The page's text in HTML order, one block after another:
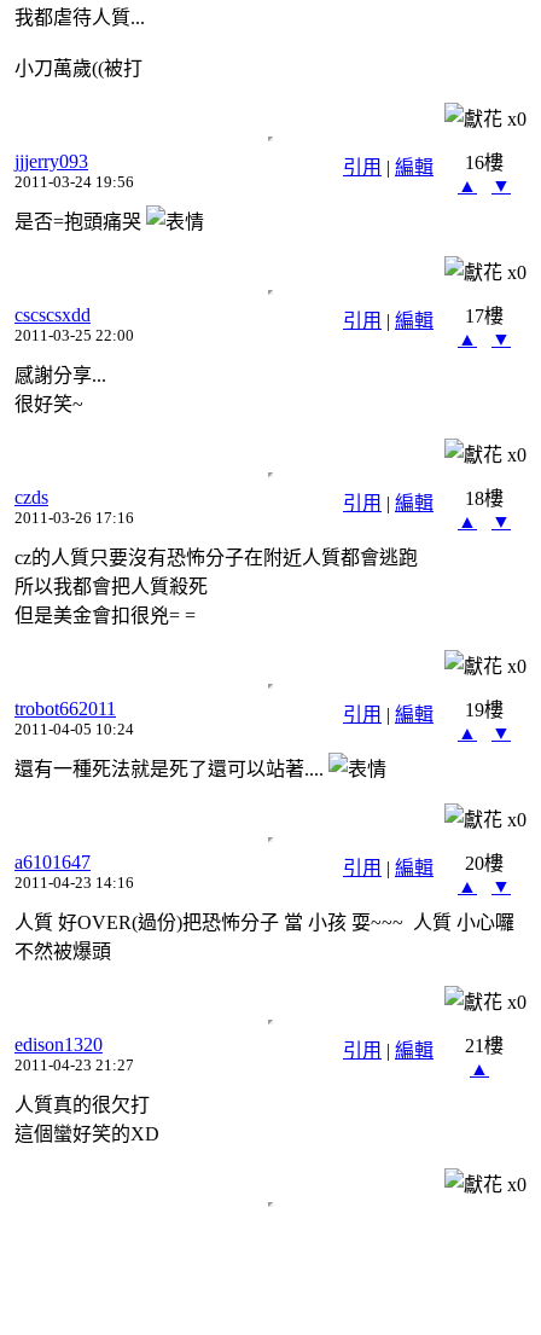
我都虐待人質...
小刀萬歲((被打
x0
引用 | 編輯
jjjerry093
2011-03-24 19:56
16樓
▲
▼
是否=抱頭痛哭
x0
引用 | 編輯
cscscsxdd
2011-03-25 22:00
17樓
▲
▼
感謝分享...
很好笑~
x0
引用 | 編輯
czds
2011-03-26 17:16
18樓
▲
▼
cz的人質只要沒有恐怖分子在附近人質都會逃跑
所以我都會把人質殺死
但是美金會扣很兇= =
x0
引用 | 編輯
trobot662011
2011-04-05 10:24
19樓
▲
▼
還有一種死法就是死了還可以站著....
x0
引用 | 編輯
a6101647
2011-04-23 14:16
20樓
▲
▼
人質 好OVER(過份)把恐怖分子 當 小孩 耍~~~ 人質 小心囉
不然被爆頭
x0
引用 | 編輯
edison1320
2011-04-23 21:27
21樓
▲
人質真的很欠打
這個蠻好笑的XD
x0